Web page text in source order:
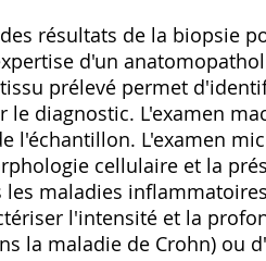
résultats de la biopsie
d'un
prélevé permet
le diagnostic. L'examen
l'échantillon. L'examen
cellulaire et la
les maladies
l'intensité et la
la maladie de Crohn) ou